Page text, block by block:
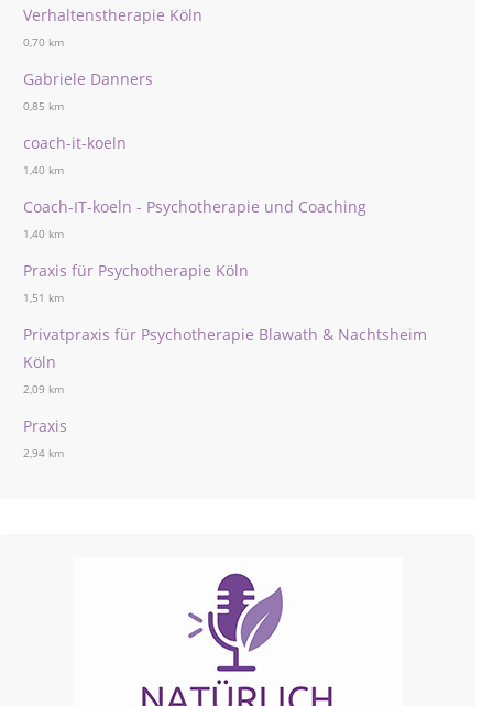
Verhaltenstherapie Köln
0,70 km
Gabriele Danners
0,85 km
coach-it-koeln
1,40 km
Coach-IT-koeln - Psychotherapie und Coaching
1,40 km
Praxis für Psychotherapie Köln
1,51 km
Privatpraxis für Psychotherapie Blawath & Nachtsheim
Köln
2,09 km
Praxis
2,94 km